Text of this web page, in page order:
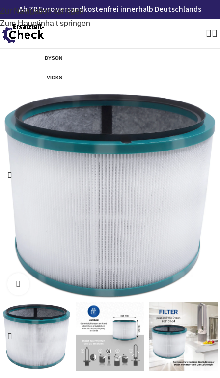
Zur Navigation springen
Zum Hauptinhalt springen
Ab 70 Euro versandkostenfrei innerhalb Deutschlands
DYSON
VIOKS
Zum Vergrößern klicken